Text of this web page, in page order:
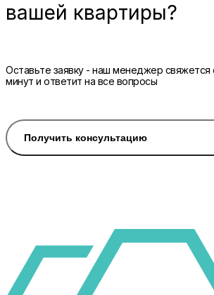
вашей квартиры?
Оставьте заявку - наш менеджер свяжется
минут и ответит на все вопросы
Получить консультацию